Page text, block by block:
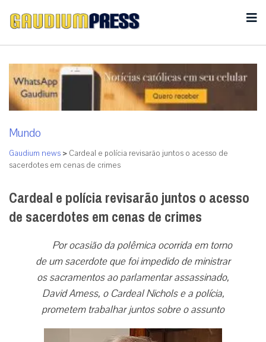
Mundo
Gaudium news > Cardeal e polícia revisarão juntos o acesso de
sacerdotes em cenas de crimes
Cardeal e polícia revisarão juntos o acesso
de sacerdotes em cenas de crimes
Por ocasião da polêmica ocorrida em torno
de um sacerdote que foi impedido de ministrar
os sacramentos ao parlamentar assassinado,
David Amess, o Cardeal Nichols e a polícia,
prometem trabalhar juntos sobre o assunto